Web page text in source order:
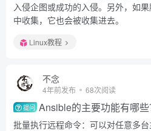
入侵企图或成功的入侵。另外，如
中收集，它也会被收集进去。
Linux教程
不念
4年前发布 68次阅读
提问 Ansible的主要功能有哪些
批量执行远程命令：可以对任意多台